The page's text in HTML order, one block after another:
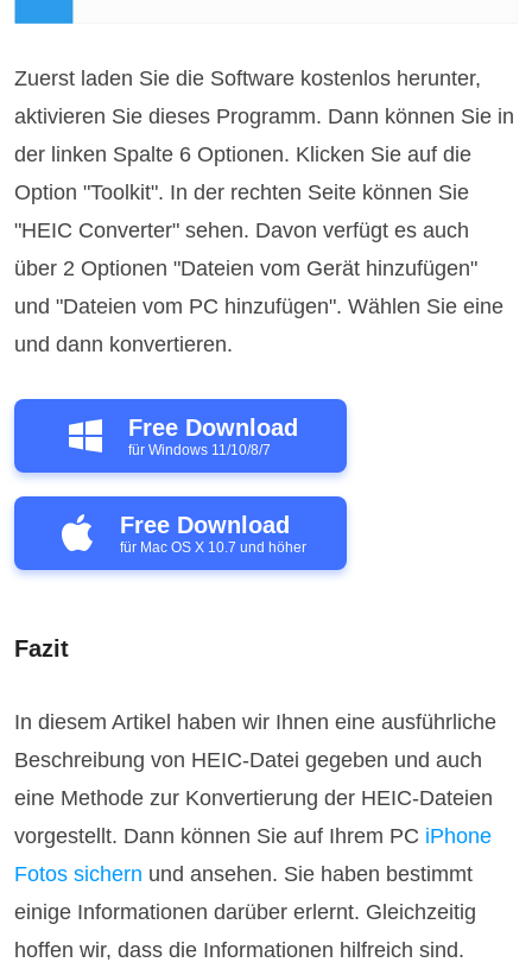
Zuerst laden Sie die Software kostenlos herunter,
aktivieren Sie dieses Programm. Dann können Sie in
der linken Spalte 6 Optionen. Klicken Sie auf die
Option "Toolkit". In der rechten Seite können Sie
"HEIC Converter" sehen. Davon verfügt es auch
über 2 Optionen "Dateien vom Gerät hinzufügen"
und "Dateien vom PC hinzufügen". Wählen Sie eine
und dann konvertieren.
Free Download
für Windows 11/10/8/7
Free Download
für Mac OS X 10.7 und höher
Fazit
In diesem Artikel haben wir Ihnen eine ausführliche
Beschreibung von HEIC-Datei gegeben und auch
eine Methode zur Konvertierung der HEIC-Dateien
vorgestellt. Dann können Sie auf Ihrem PC iPhone
Fotos sichern und ansehen. Sie haben bestimmt
einige Informationen darüber erlernt. Gleichzeitig
hoffen wir, dass die Informationen hilfreich sind.